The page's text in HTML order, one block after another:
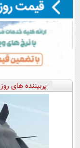
پربیننده های روز